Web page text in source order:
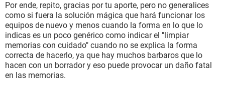
Por ende, repito, gracias por tu aporte, pero no generalices
como si fuera la solución mágica que hará funcionar los
equipos de nuevo y menos cuando la forma en lo que lo
indicas es un poco genérico como indicar el "limpiar
memorias con cuidado" cuando no se explica la forma
correcta de hacerlo, ya que hay muchos barbaros que lo
hacen con un borrador y eso puede provocar un daño fatal
en las memorias.